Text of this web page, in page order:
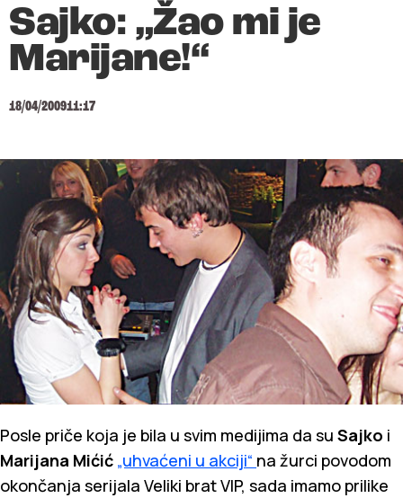
Sajko: „Žao mi je
Marijane!“
18/04/200911:17
Posle priče koja je bila u svim medijima da su Sajko i
Marijana Mićić „uhvaćeni u akciji“ na žurci povodom
okončanja serijala Veliki brat VIP, sada imamo prilike